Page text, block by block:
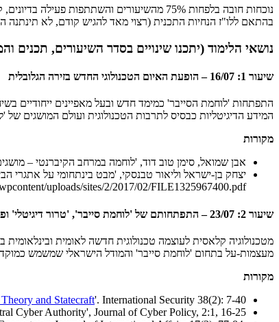
נוכחות חובה בלפחות 75% מהשיעורים
בהתאם ללו"ז הנחיות התכנית (רצוי מאד להגיש קודם, לא תינתנה
נושאי הלימוד (יתכנו שינויים בסדר השיעורים, תכנים
שיעור 1: 16/07 – הופעת האיום הטכנולוגי החדש בזירה הגלובלית
המידע הדיגיטליות כבסיס לתרבות הטכנולוגית ועולם המושגים של
מקורות
אבן שמואל, סימן טוב דוד, 'לוחמה במרחב הקיברנטי –
יצחק בן-ישראל וליאור טבנסקי, 'מבט בינתחומי על אתגרי הביטחון
uploads/sites/2/2017/02/FILE1325967400.pdf
שיעור 2: 23/07 – התפתחותם של 'לוחמת סייבר', 'טרור דיגיטלי' ופשעי Cyber, כמימדים חדשים
מטכנולוגיה קלאסית לעוצמה טכנולוגית חדשה לאומית
מעצמות-על בתחום 'לוחמת סייבר' והמודל הישראלי שמשמש כמוקד
מקורות
and Statecraft'. International Security 38(2): 7-40
Cyber Authority', Journal of Cyber Policy, 2:1, 16-25